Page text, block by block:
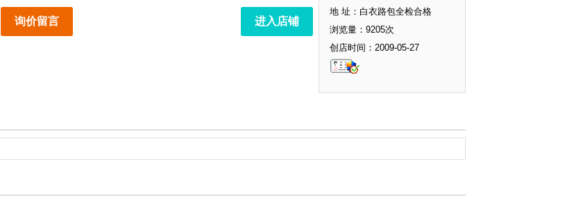
询价留言 进入店铺
地 址：白衣路包全检合格
浏览量：9205次
创店时间：2009-05-27